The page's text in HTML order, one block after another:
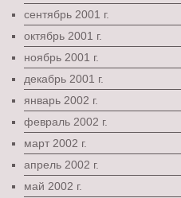
сентябрь 2001 г.
октябрь 2001 г.
ноябрь 2001 г.
декабрь 2001 г.
январь 2002 г.
февраль 2002 г.
март 2002 г.
апрель 2002 г.
май 2002 г.